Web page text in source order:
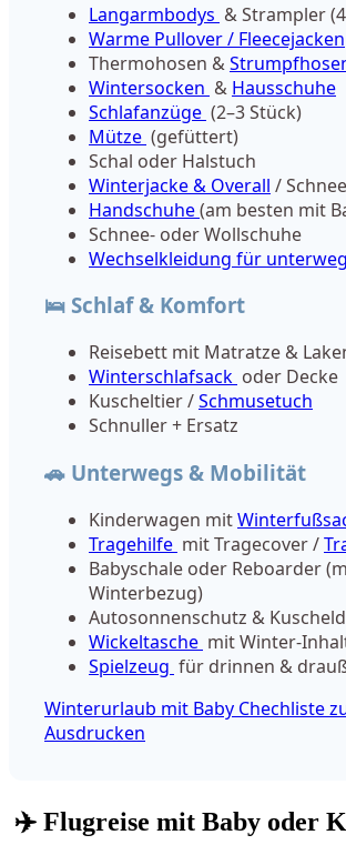
Langarmbodys & Strampler
Warme Pullover / Fleecejacken
Thermohosen &
Wintersocken & Hausschuhe
Schlafanzüge (2–3 Stück)
Mütze (gefüttert)
Schal oder Halstuch
Winterjacke & Overall /
Handschuhe(am besten mit
Schnee- oder Wollschuhe
Wechselkleidung für
🛌 Schlaf & Komfort
Reisebett mit Matratze &
Winterschlafsack oder Decke
Kuscheltier /Schmusetuch
Schnuller + Ersatz
🚗 Unterwegs & Mobilität
Kinderwagen mit
Tragehilfe mit Tragecover /
Babyschale oder Reboarder
Winterbezug)
Autosonnenschutz &
Wickeltasche mit Winter-
Spielzeug für drinnen &
Winterurlaub mit Baby Chechliste
Ausdrucken
✈️ Flugreise mit Baby oder